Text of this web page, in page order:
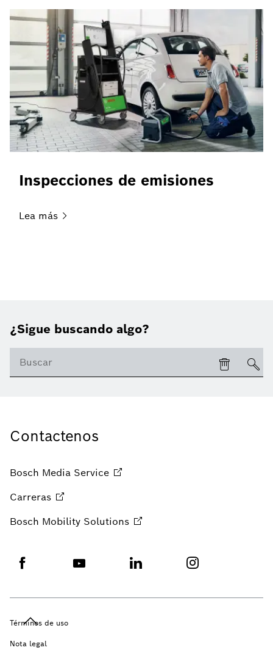
Inspecciones de emisiones
Lea más
¿Sigue buscando algo?
Contactenos
Bosch Media Service
Carreras
Bosch Mobility Solutions
Términos de uso
Nota legal